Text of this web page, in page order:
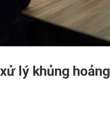
lý khủng hoảng